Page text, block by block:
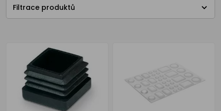
Filtrace produktů